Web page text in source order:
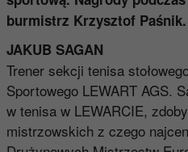
burmistrz Krzysztof Paśnik.
JAKUB SAGAN
Trener sekcji tenisa
Sportowego LEWART AGS.
w tenisa w LEWARCIE,
mistrzowskich z czego